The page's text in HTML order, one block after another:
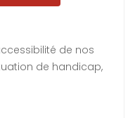
de nos
de handicap,